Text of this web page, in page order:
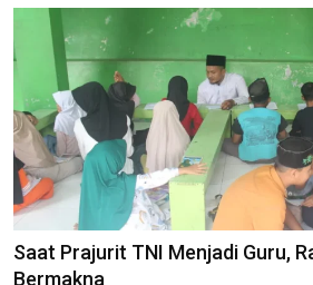
Saat Prajurit TNI Menjadi Guru,
Bermakna